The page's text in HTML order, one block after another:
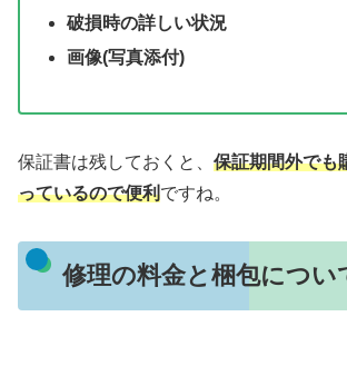
破損時の詳しい状況
画像(写真添付)
保証書は残しておくと、 保証期間外でも
っているので便利ですね。
修理の料金と梱包につい